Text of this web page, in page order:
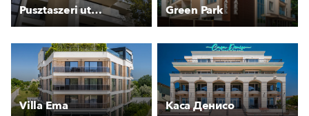
Pusztaszeri utcai társasház Green Park
Villa Ema Каса Денисо